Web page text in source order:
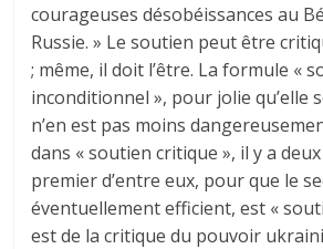
courageuses désobéissances au
Russie. » Le soutien peut être
; même, il doit l’être. La formule «
inconditionnel », pour jolie qu’elle
n’en est pas moins
dans « soutien critique », il y a
premier d’entre eux, pour que le
éventuellement efficient, est «
est de la critique du pouvoir